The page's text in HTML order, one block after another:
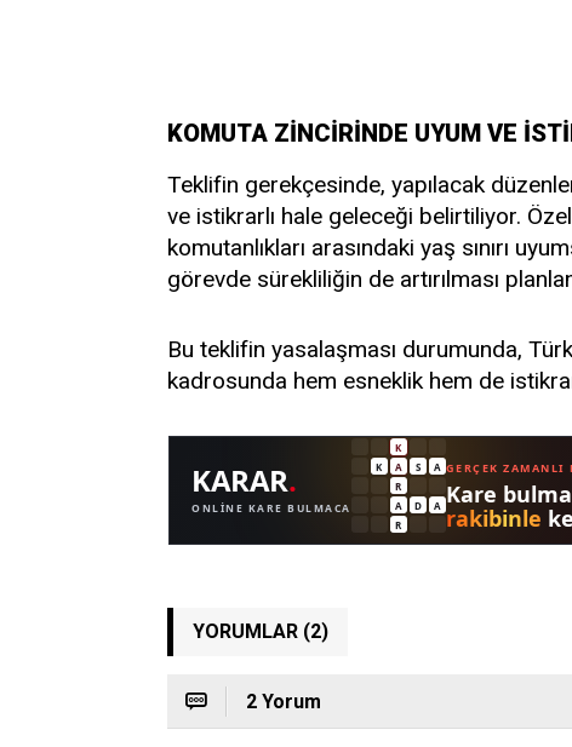
KOMUTA ZİNCİRİNDE UYUM VE
Teklifin gerekçesinde, yapılacak
ve istikrarlı hale geleceği belirtiliyor.
komutanlıkları arasındaki yaş sınırı
görevde sürekliliğin de artırılması
Bu teklifin yasalaşması durumunda,
kadrosunda hem esneklik hem de
YORUMLAR (2)
2 Yorum